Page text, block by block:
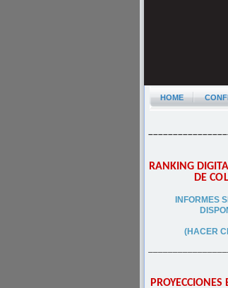
HOME
RANKING
DE
INFORMES
(HACER